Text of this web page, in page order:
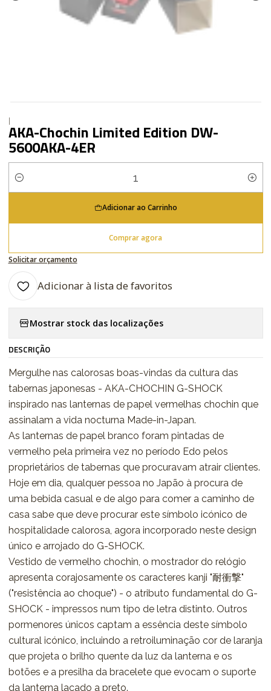
|
AKA-Chochin Limited Edition DW-
5600AKA-4ER
Quantidade
Adicionar ao Carrinho
Comprar agora
Solicitar orçamento
Adicionar à lista de favoritos
Mostrar stock das localizações
DESCRIÇÃO
Mergulhe nas calorosas boas-vindas da cultura das
tabernas japonesas - AKA-CHOCHIN G-SHOCK
inspirado nas lanternas de papel vermelhas chochin que
assinalam a vida nocturna Made-in-Japan.
As lanternas de papel branco foram pintadas de
vermelho pela primeira vez no período Edo pelos
proprietários de tabernas que procuravam atrair clientes.
Hoje em dia, qualquer pessoa no Japão à procura de
uma bebida casual e de algo para comer a caminho de
casa sabe que deve procurar este símbolo icónico de
hospitalidade calorosa, agora incorporado neste design
único e arrojado do G-SHOCK.
Vestido de vermelho chochin, o mostrador do relógio
apresenta corajosamente os caracteres kanji "耐衝撃"
("resistência ao choque") - o atributo fundamental do G-
SHOCK - impressos num tipo de letra distinto. Outros
pormenores únicos captam a essência deste símbolo
cultural icónico, incluindo a retroiluminação cor de laranja
que projeta o brilho quente da luz da lanterna e os
botões e a presilha da bracelete que evocam o suporte
da lanterna lacado a preto.